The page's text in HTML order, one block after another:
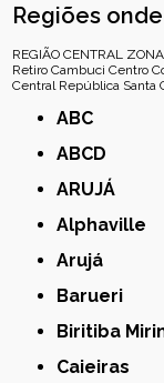
Regiões
REGIÃO CENTRAL
Retiro Cambuci Centro
Central República Santa
ABC
ABCD
ARUJÁ
Alphaville
Arujá
Barueri
Biritiba
Caieiras